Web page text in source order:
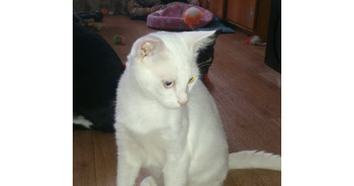
Нервотрёпка
15 марта 2015 OlikANDpets
Последнее время я фанатею от пушистых
трехцветочек. С чего бы это?
А вообще, все очень красивые. Но у Юли по-другому и
быть не может, любит она их всех очень. А от любви
расцветают все, даже самые-самые замухрыщатые.